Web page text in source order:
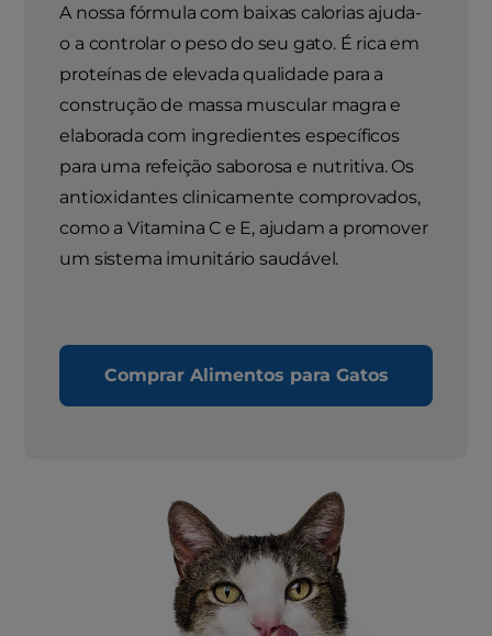
A nossa fórmula com baixas calorias ajuda-
o a controlar o peso do seu gato. É rica em
proteínas de elevada qualidade para a
construção de massa muscular magra e
elaborada com ingredientes específicos
para uma refeição saborosa e nutritiva. Os
antioxidantes clinicamente comprovados,
como a Vitamina C e E, ajudam a promover
um sistema imunitário saudável.
Comprar Alimentos para Gatos